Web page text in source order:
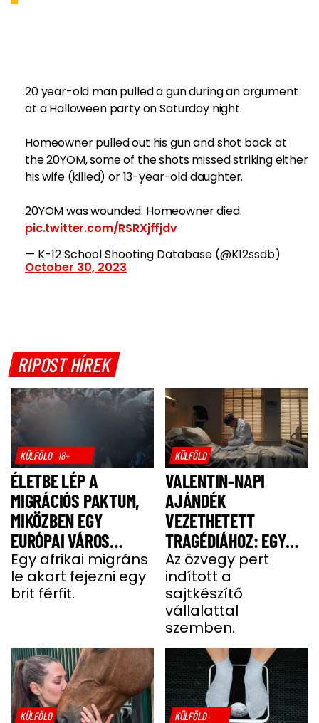
20 year-old man pulled a gun during an argument
at a Halloween party on Saturday night.
Homeowner pulled out his gun and shot back at
the 20YOM, some of the shots missed striking either
his wife (killed) or 13-year-old daughter.
20YOM was wounded. Homeowner died.
pic.twitter.com/RSRXjffjdv
— K-12 School Shooting Database (@K12ssdb)
October 30, 2023
RIPOST HÍREK
KÜLFÖLD 18+
ÉLETBE LÉP A
MIGRÁCIÓS PAKTUM,
MIKÖZBEN EGY
EURÓPAI VÁROS
LÁNGOKBAN ÁLL A
MIGRÁNSERŐSZAK
MIATT
Egy afrikai migráns
le akart fejezni egy
brit férfit.
KÜLFÖLD
VALENTIN-NAPI
AJÁNDÉK
VEZETHETETT
TRAGÉDIÁHOZ: EGY
SAJT MIATT HALT MEG
A FÉRJ
Az özvegy pert
indított a
sajtkészítő
vállalattal
szemben.
KÜLFÖLD KÜLFÖLD